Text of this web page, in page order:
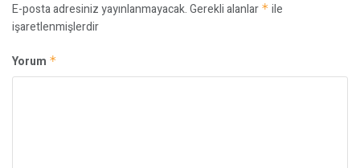
E-posta adresiniz yayınlanmayacak.Gerekli alanlar * ile
işaretlenmişlerdir
Yorum *